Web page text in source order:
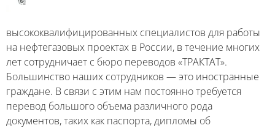
высококвалифицированных специалистов для работы
на нефтегазовых проектах в России, в течение многих
лет сотрудничает с бюро переводов «ТРАКТАТ».
Большинство наших сотрудников — это иностранные
граждане. В связи с этим нам постоянно требуется
перевод большого объема различного рода
документов, таких как паспорта, дипломы об